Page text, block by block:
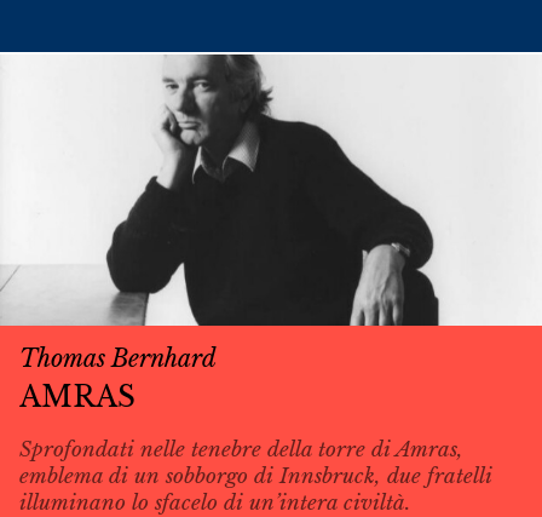
Thomas Bernhard
AMRAS
Sprofondati nelle tenebre della torre di Amras,
emblema di un sobborgo di Innsbruck, due fratelli
illuminano lo sfacelo di un’intera civiltà.